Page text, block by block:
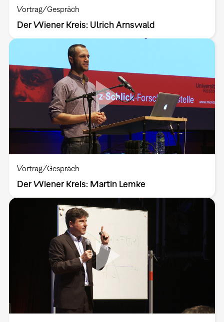
Vortrag/Gespräch
Der Wiener Kreis: Ulrich Arnswald
Vortrag/Gespräch
Der Wiener Kreis: Martin Lemke